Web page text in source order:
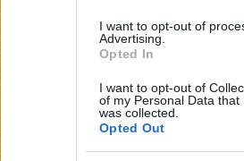
I want to opt-out of
Advertising.
Opted In
I want to opt-out of
of my Personal Data
was collected.
Opted Out